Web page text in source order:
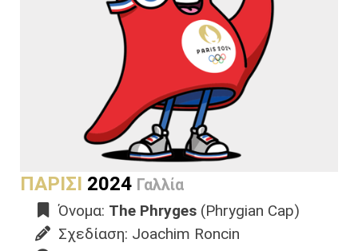
ΠΑΡΙΣΙ 2024 Γαλλία
Όνομα: The Phryges(Phrygian Cap)
Σχεδίαση: Joachim Roncin